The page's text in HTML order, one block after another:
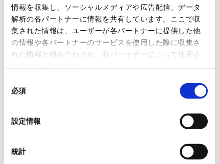
情報を収集し、ソーシャルメディアや広告配信、データ
解析の各パートナーに情報を共有しています。ここで収
集された情報は、ユーザーが各パートナーに提供した他
の情報や各パートナーのサービスを使用した際に収集さ
れた情報と組み合わされ、各パートナーによって使用さ
必須
設定情報
統計
▶ 展示会概要
展示会名
BioJapan 2025